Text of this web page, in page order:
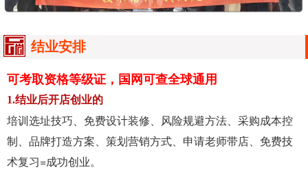
结业安排
可考取资格等级证，国网可查全球通用
1.结业后开店创业的
培训选址技巧、免费设计装修、风险规避方法、采购成本控
制、品牌打造方案、策划营销方式、申请老师带店、免费技
术复习=成功创业。